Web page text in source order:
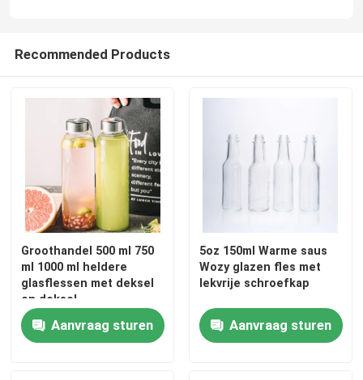
Recommended Products
Groothandel 500 ml 750
ml 1000 ml heldere
glasflessen met deksel
en deksel
Aanvraag sturen
5oz 150ml Warme saus
Wozy glazen fles met
lekvrije schroefkap
Aanvraag sturen